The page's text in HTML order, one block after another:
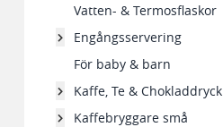
Vatten- & Termosflaskor
Engångsservering
För baby & barn
Kaffe, Te & Chokladdryck
Kaffebryggare små